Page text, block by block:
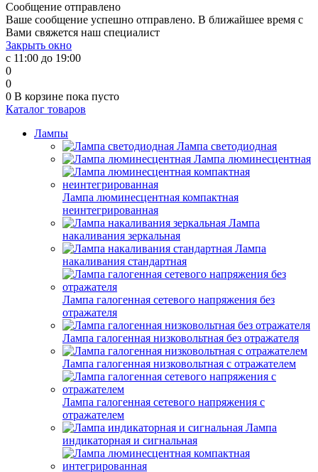
Сообщение отправлено
Ваше сообщение успешно отправлено. В ближайшее время с
Вами свяжется наш специалист
Закрыть окно
с 11:00 до 19:00
0
0
0 В корзине пока пусто
Каталог товаров
Лампы
Лампа светодиодная
Лампа люминесцентная
Лампа люминесцентная компактная
неинтегрированная
Лампа
накаливания зеркальная
Лампа
накаливания стандартная
Лампа галогенная сетевого напряжения без
отражателя
Лампа галогенная низковольтная без отражателя
Лампа галогенная низковольтная с отражателем
Лампа галогенная сетевого напряжения с
отражателем
Лампа
индикаторная и сигнальная